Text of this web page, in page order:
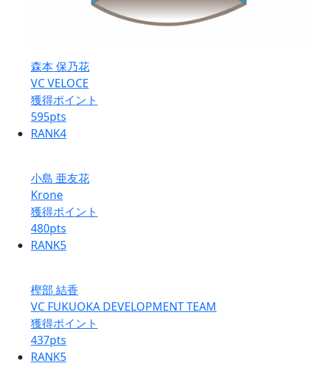
森本 保乃花
VC VELOCE
獲得ポイント
595pts
RANK4
小島 亜友花
Krone
獲得ポイント
480pts
RANK5
樫部 結香
VC FUKUOKA DEVELOPMENT TEAM
獲得ポイント
437pts
RANK5